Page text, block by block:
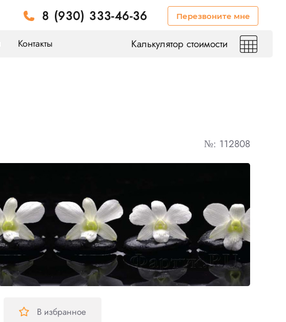
8 (930) 333-46-36 Перезвоните мне
Контакты Калькулятор стоимости
№: 112808
В избранное